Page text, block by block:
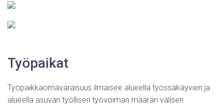
Työpaikat
Työpaikkaomavaraisuus ilmaisee alueella työssäkäyvien ja
alueella asuvan työllisen työvoiman määrän välisen